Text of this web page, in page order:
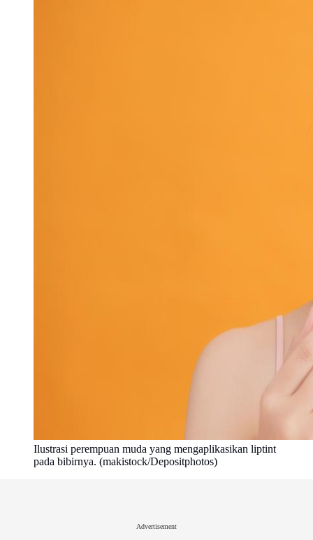
Ilustrasi perempuan muda yang mengaplikasikan liptint
pada bibirnya. (makistock/Depositphotos)
Advertisement